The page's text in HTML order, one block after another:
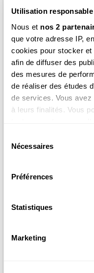
Utilisation
Nous et nos 2
que votre adresse IP,
cookies pour stocker
afin de diffuser des
des mesures de
de réaliser des études
de services. Vous
à leurs finalités. Vous
peuvent être
les caractéristiques
pouvez modifier ou
Nécessaires
Préférences
Statistiques
Marketing
L’équipe
Depuis plus de 40 ans,
sont réalisés par une
naturalistes. Les
qui participent à la
offrent leur point de